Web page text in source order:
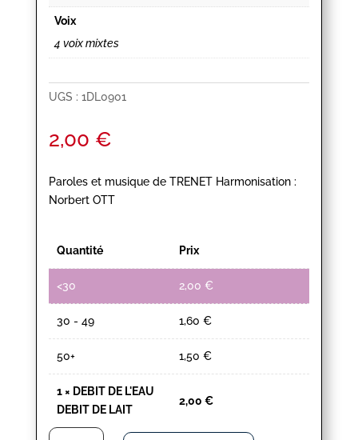
Voix
4 voix mixtes
UGS : 1DL0901
2,00 €
Paroles et musique de TRENET Harmonisation :
Norbert OTT
Quantité Prix
<30 2,00 €
30 - 49 1,60 €
50+ 1,50 €
1× DEBIT DE L'EAU
DEBIT DE LAIT
2,00 €
quantité